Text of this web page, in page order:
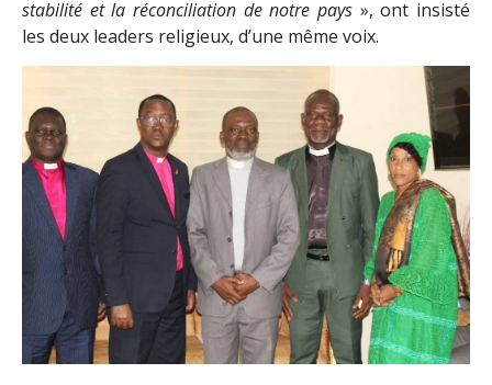
stabilité et la réconciliation de notre pays », ont insisté
les deux leaders religieux, d’une même voix.